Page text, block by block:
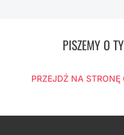
PISZEMY O
PRZEJDŹ NA